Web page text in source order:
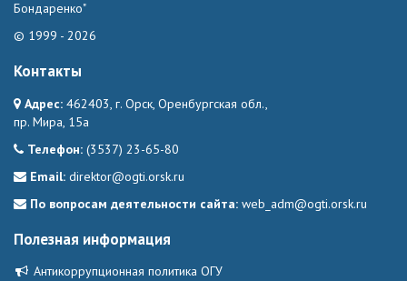
Бондаренко"
© 1999 - 2026
Контакты
Адрес: 462403, г. Орск, Оренбургская обл.,
пр. Мира, 15а
Телефон: (3537) 23-65-80
Email: direktor@ogti.orsk.ru
По вопросам деятельности сайта: web_adm@ogti.orsk.ru
Полезная информация
Антикоррупционная политика ОГУ